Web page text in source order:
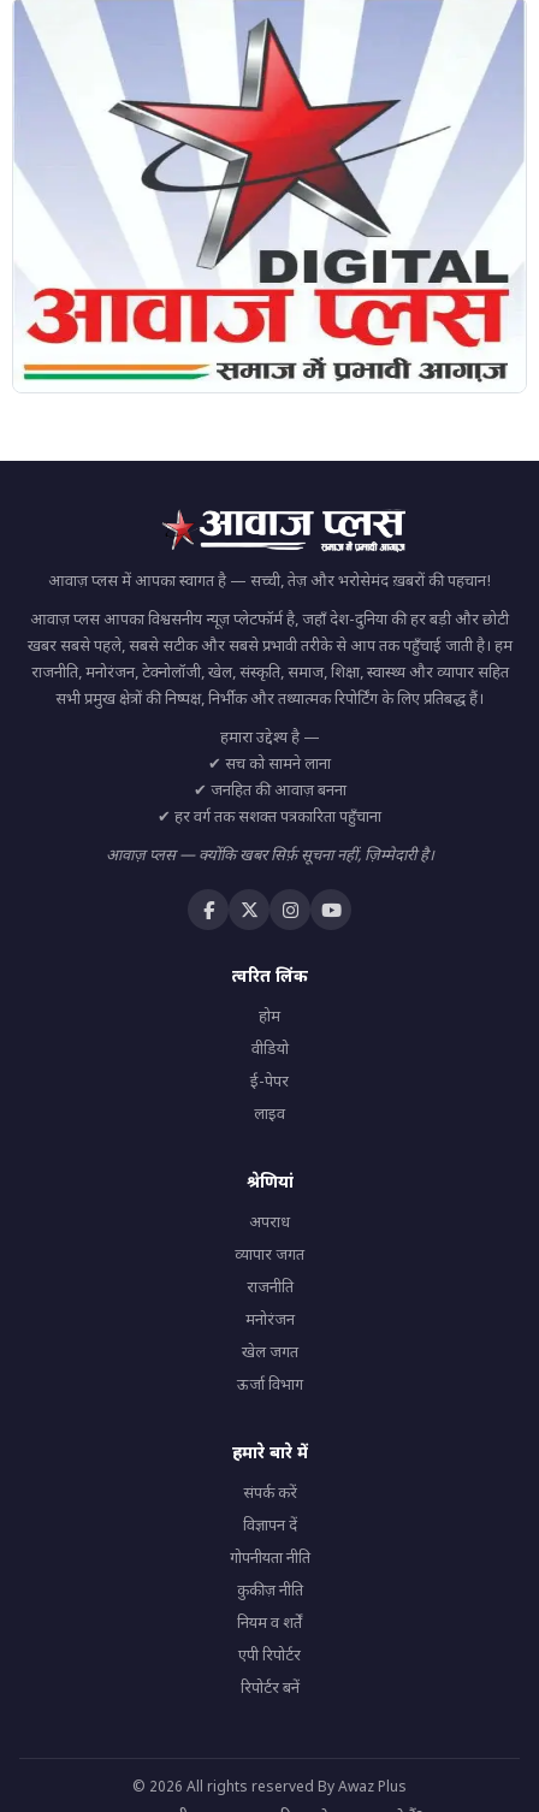
आवाज़ प्लस में आपका स्वागत है — सच्ची, तेज़ और भरोसेमंद ख़बरों की पहचान!
आवाज़ प्लस आपका विश्वसनीय न्यूज़ प्लेटफॉर्म है, जहाँ देश-दुनिया की हर बड़ी और छोटी
खबर सबसे पहले, सबसे सटीक और सबसे प्रभावी तरीके से आप तक पहुँचाई जाती है। हम
राजनीति, मनोरंजन, टेक्नोलॉजी, खेल, संस्कृति, समाज, शिक्षा, स्वास्थ्य और व्यापार सहित
सभी प्रमुख क्षेत्रों की निष्पक्ष, निर्भीक और तथ्यात्मक रिपोर्टिंग के लिए प्रतिबद्ध हैं।
हमारा उद्देश्य है —
✔ सच को सामने लाना
✔ जनहित की आवाज़ बनना
✔ हर वर्ग तक सशक्त पत्रकारिता पहुँचाना
आवाज़ प्लस — क्योंकि खबर सिर्फ़ सूचना नहीं, ज़िम्मेदारी है।
त्वरित लिंक
होम
वीडियो
ई-पेपर
लाइव
श्रेणियां
अपराध
व्यापार जगत
राजनीति
मनोरंजन
खेल जगत
ऊर्जा विभाग
हमारे बारे में
संपर्क करें
विज्ञापन दें
गोपनीयता नीति
कुकीज़ नीति
नियम व शर्तें
एपी रिपोर्टर
रिपोर्टर बनें
© 2026 All rights reserved By Awaz Plus